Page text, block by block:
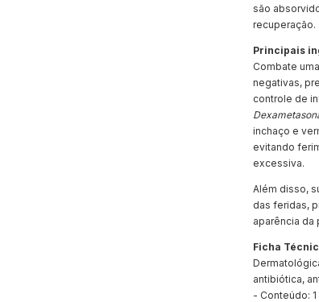
são
recuperação.
Principais
Combate
negativas,
controle de
inchaço e
evitando
excessiva.
Além disso,
das feridas,
aparência da
Ficha
antibiótica,
- Conteúdo: